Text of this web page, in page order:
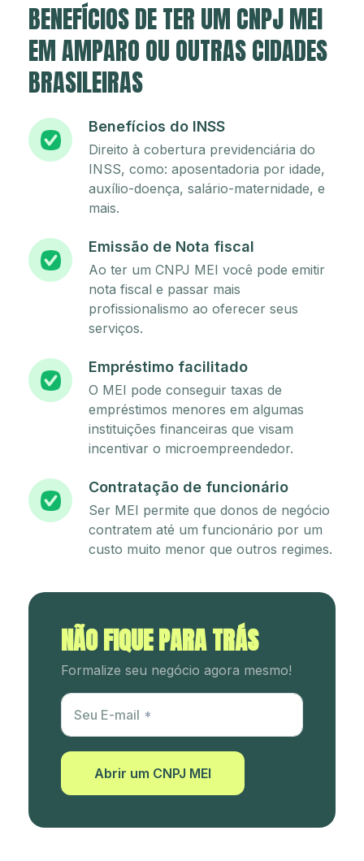
BENEFÍCIOS DE TER UM CNPJ MEI
EM AMPARO OU OUTRAS CIDADES
BRASILEIRAS
Benefícios do INSS
Direito à cobertura previdenciária do
INSS, como: aposentadoria por idade,
auxílio-doença, salário-maternidade, e
mais.
Emissão de Nota fiscal
Ao ter um CNPJ MEI você pode emitir
nota fiscal e passar mais
profissionalismo ao oferecer seus
serviços.
Empréstimo facilitado
O MEI pode conseguir taxas de
empréstimos menores em algumas
instituições financeiras que visam
incentivar o microempreendedor.
Contratação de funcionário
Ser MEI permite que donos de negócio
contratem até um funcionário por um
custo muito menor que outros regimes.
NÃO FIQUE PARA TRÁS
Formalize seu negócio agora mesmo!
Utm Content
Seu E-mail
Abrir um CNPJ MEI